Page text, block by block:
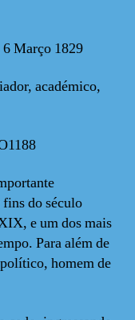
Março 1829
académico,
do século
e um dos mais
Para além de
homem de